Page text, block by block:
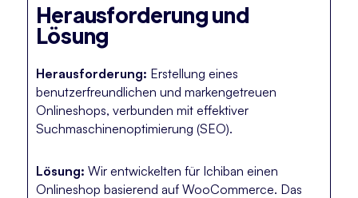
Herausforderung und
Lösung
Herausforderung: Erstellung eines
benutzerfreundlichen und markengetreuen
Onlineshops, verbunden mit effektiver
Suchmaschinenoptimierung (SEO).
Lösung: Wir entwickelten für Ichiban einen
Onlineshop basierend auf WooCommerce. Das